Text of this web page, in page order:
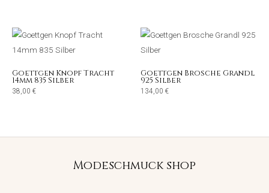
Goettgen Knopf Tracht
14mm 835 Silber
38,00 €
Goettgen Brosche Grandl
925 Silber
134,00 €
Modeschmuck shop